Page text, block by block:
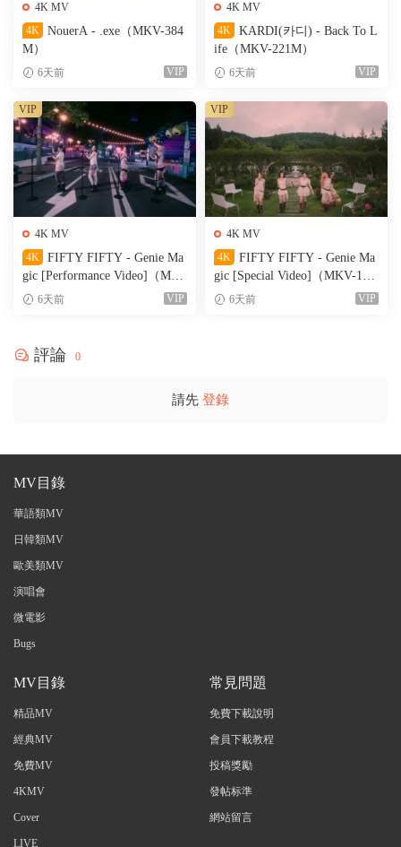
4K MV
4K
NouerA - .exe（MKV-384
M）
6天前 VIP
4K MV
4K
KARDI(카디) - Back To L
ife（MKV-221M）
6天前 VIP
4K MV
4K
FIFTY FIFTY - Genie Ma
gic [Performance Video]（MK
V-356M）
6天前 VIP
VIP
4K MV
4K
FIFTY FIFTY - Genie Ma
gic [Special Video]（MKV-199
M）6天前 VIP
VIP
評論 0
請先 登錄
MV目錄
華語類MV
日韓類MV
歐美類MV
演唱會
微電影
Bugs
MV目錄
精品MV
經典MV
免費MV
4KMV
Cover
LIVE
常見問題
免費下載說明
會員下載教程
投稿獎勵
發帖标準
網站留言